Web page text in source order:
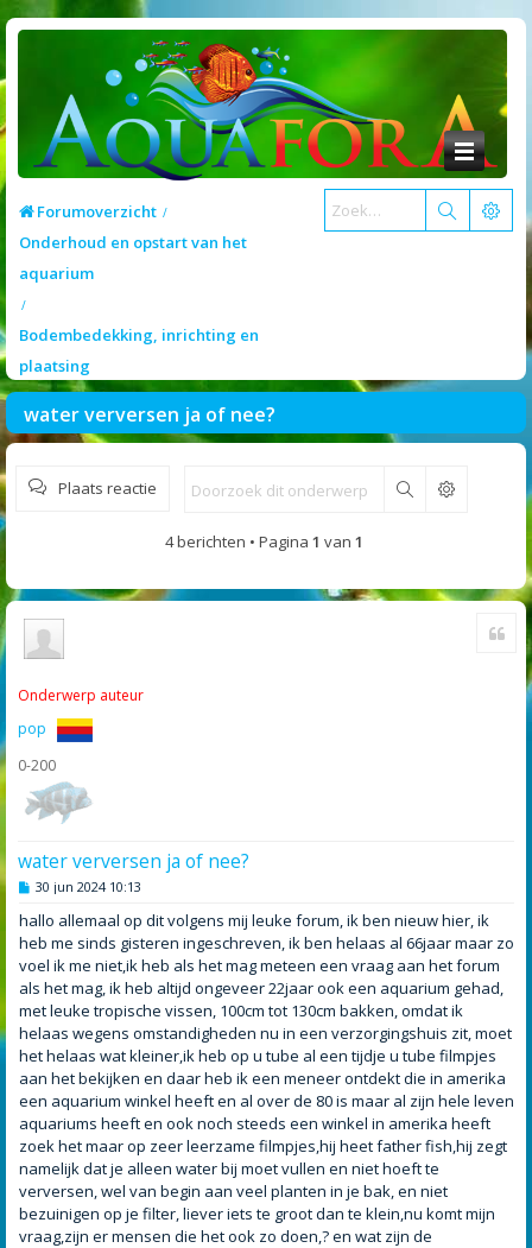
Forumoverzicht
Onderhoud en opstart van het
aquarium
Bodembedekking, inrichting en
plaatsing
water verversen ja of nee?
Plaats reactie Zoek
4 berichten • Pagina 1 van 1
Onderwerp auteur
pop
0-200
water verversen ja of nee?
B
r
i
c
h
30 jun 2024 10:13
hallo allemaal op dit volgens mij leuke forum, ik ben nieuw hier, ik
heb me sinds gisteren ingeschreven, ik ben helaas al 66jaar maar zo
voel ik me niet,ik heb als het mag meteen een vraag aan het forum
als het mag, ik heb altijd ongeveer 22jaar ook een aquarium gehad,
met leuke tropische vissen, 100cm tot 130cm bakken, omdat ik
helaas wegens omstandigheden nu in een verzorgingshuis zit, moet
het helaas wat kleiner,ik heb op u tube al een tijdje u tube filmpjes
aan het bekijken en daar heb ik een meneer ontdekt die in amerika
een aquarium winkel heeft en al over de 80 is maar al zijn hele leven
aquariums heeft en ook noch steeds een winkel in amerika heeft
zoek het maar op zeer leerzame filmpjes,hij heet father fish,hij zegt
namelijk dat je alleen water bij moet vullen en niet hoeft te
verversen, wel van begin aan veel planten in je bak, en niet
bezuinigen op je filter, liever iets te groot dan te klein,nu komt mijn
vraag,zijn er mensen die het ook zo doen,? en wat zijn de